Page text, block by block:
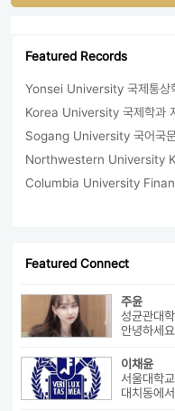
Featured Records
Yonsei University 국제통상
Korea University 국제학과
Sogang University 국어국
Northwestern University
Columbia University
Featured Connect
주윤
성균관대
이채윤
서울대학